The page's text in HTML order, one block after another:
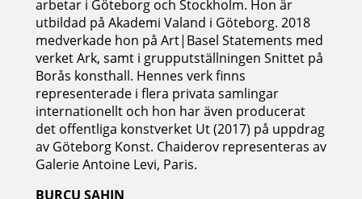
arbetar i Göteborg och Stockholm. Hon är
utbildad på Akademi Valand i Göteborg. 2018
medverkade hon på Art|Basel Statements med
verket Ark, samt i grupputställningen Snittet på
Borås konsthall. Hennes verk finns
representerade i flera privata samlingar
internationellt och hon har även producerat
det offentliga konstverket Ut (2017) på uppdrag
av Göteborg Konst. Chaiderov representeras av
Galerie Antoine Levi, Paris.
BURCU SAHIN